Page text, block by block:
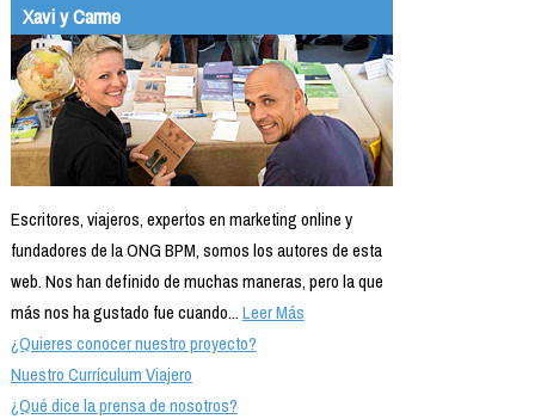
Xavi y Carme
Escritores, viajeros, expertos en marketing online y
fundadores de la ONG BPM, somos los autores de esta
web. Nos han definido de muchas maneras, pero la que
más nos ha gustado fue cuando...Leer Más
¿Quieres conocer nuestro proyecto?
Nuestro Currículum Viajero
¿Qué dice la prensa de nosotros?